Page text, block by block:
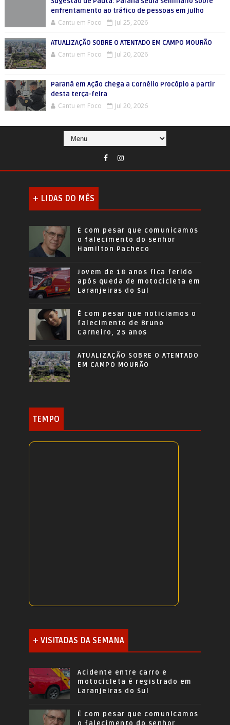
enfrentamento ao tráfico de pessoas em julho
Cantu em Foco Jul 25, 2026
ATUALIZAÇÃO SOBRE O ATENTADO EM CAMPO MOURÃO
Cantu em Foco Jul 20, 2026
Paraná em Ação chega a Cornélio Procópio a partir
desta terça-feira
Cantu em Foco Jul 20, 2026
+ LIDAS DO MÊS
É com pesar que comunicamos
o falecimento do senhor
Hamilton Pacheco
Jovem de 18 anos fica ferido
após queda de motocicleta em
Laranjeiras do Sul
É com pesar que noticiamos o
falecimento de Bruno
Carneiro, 25 anos
ATUALIZAÇÃO SOBRE O ATENTADO
EM CAMPO MOURÃO
TEMPO
+ VISITADAS DA SEMANA
Acidente entre carro e
motocicleta é registrado em
Laranjeiras do Sul
É com pesar que comunicamos